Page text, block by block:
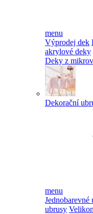
menu
Výprodej dek
akrylové deky
Deky z
Dekorační
menu
Jednobarevné
ubrusy